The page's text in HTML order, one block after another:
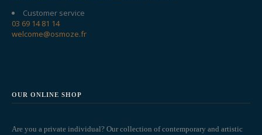
Customer service
03 69 14 81 14
welcome@osmoze.fr
OUR ONLINE SHOP
Are you a private individual? Our collection of contemporary and artistic